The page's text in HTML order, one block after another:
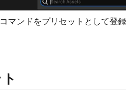
マンドをプリセットとして登